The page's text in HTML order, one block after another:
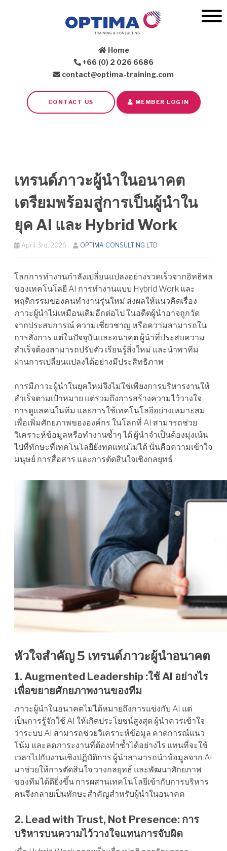
Home
+66 (0) 2 026 6686
contact@optima-training.com
CONTACT US MEMBER LOGIN
เทรนด์ภาวะผู้นำในอนาคต
เตรียมพร้อมสู่การเป็นผู้นำใน
ยุค AI และ Hybrid Work
April 3rd, 2026 OPTIMA CONSULTING LTD
โลกการทำงานกำลังเปลี่ยนแปลงอย่างรวดเร็วจากอิทธิพล
ของเทคโนโลยี AI การทำงานแบบ Hybrid Work และ
พฤติกรรมของคนทำงานรุ่นใหม่ ส่งผลให้แนวคิดเรื่อง
ภาวะผู้นำไม่เหมือนเดิมอีกต่อไป ในอดีตผู้นำอาจถูกวัด
จากประสบการณ์ ความเชี่ยวชาญ หรือความสามารถใน
การสั่งการ แต่ในปัจจุบันและอนาคต ผู้นำที่ประสบความ
สำเร็จต้องสามารถปรับตัว เรียนรู้สิ่งใหม่ และนำพาทีม
ผ่านการเปลี่ยนแปลงได้อย่างมีประสิทธิภาพ
การมีภาวะผู้นำในยุคใหม่จึงไม่ใช่เพียงการบริหารงานให้
สำเร็จตามเป้าหมาย แต่รวมถึงการสร้างความไว้วางใจ
การดูแลคนในทีม และการใช้เทคโนโลยีอย่างเหมาะสม
เพื่อเพิ่มศักยภาพขององค์กร ในโลกที่ AI สามารถช่วย
วิเคราะห์ข้อมูลหรือทำงานซ้ำๆ ได้ ผู้นำจำเป็นต้องมุ่งเน้น
ไปที่ทักษะที่เทคโนโลยียังทดแทนไม่ได้ นั่นคือความเข้าใจ
มนุษย์ การสื่อสาร และการตัดสินใจเชิงกลยุทธ์
หัวใจสำคัญ 5 เทรนด์ภาวะผู้นำอนาคต
1. Augmented Leadership :ใช้ AI อย่างไร
เพื่อขยายศักยภาพงานของทีม
ภาวะผู้นำในอนาคตไม่ได้หมายถึงการแข่งกับ AI แต่
เป็นการรู้จักใช้ AI ให้เกิดประโยชน์สูงสุด ผู้นำควรเข้าใจ
ว่าระบบ AI สามารถช่วยวิเคราะห์ข้อมูล คาดการณ์แนว
โน้ม และลดภาระงานที่ต้องทำซ้ำได้อย่างไร แทนที่จะใช้
เวลาไปกับงานเชิงปฏิบัติการ ผู้นำสามารถนำข้อมูลจาก AI
มาช่วยให้การตัดสินใจ วางกลยุทธ์ และพัฒนาศักยภาพ
ของทีมได้ดียิ่งขึ้น การผสานเทคโนโลยีเข้ากับการบริหาร
คนจึงกลายเป็นทักษะสำคัญสำหรับผู้นำในอนาคต
2. Lead with Trust, Not Presence: การ
บริหารบนความไว้วางใจแทนการจับผิด